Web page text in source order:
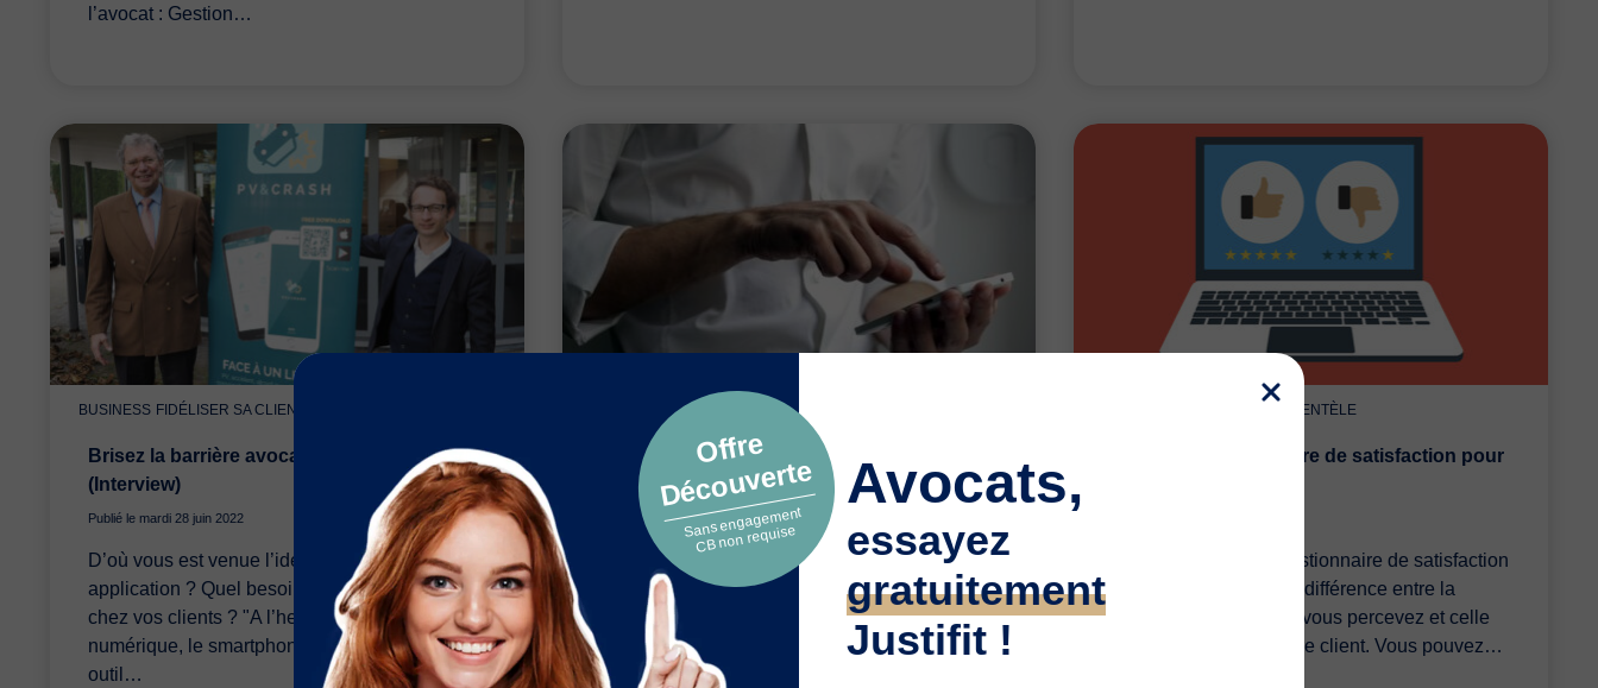
l’avocat : Gestion…
BUSINESS FIDÉLISER SA CLIENTÈLE
Brisez la barrière avocats-justiciables
(Interview)
Publié le mardi 28 juin 2022
D’où vous est venue l’idée de créer cette
application ? Quel besoin avez-vous identifié
chez vos clients ? "A l’heure de la révolution
numérique, le smartphone est devenu un
outil…
FIDÉLISER SA CLIENTÈLE
Créer un questionnaire de satisfaction pour
votre cabinet
Publié le jeudi 23 juin 2022
A quels clients envoyer votre questionnaire ?
Dans la deuxième partie de ce dossier, nous
vous expliquons : comment savoir à qui
envoyer votre questionnaire ; les différents
moyens d’envoyer le formulaire…
FIDÉLISER SA CLIENTÈLE
Créer un questionnaire de satisfaction pour
Pourquoi créer un questionnaire de satisfaction
? Il existe parfois une différence entre la
qualité de service que vous percevez et celle
que peut percevoir votre client. Vous pouvez…
Offre
Découverte
Sans engagement
CB non requise
Avocats,
essayez
gratuitement
Justifit !